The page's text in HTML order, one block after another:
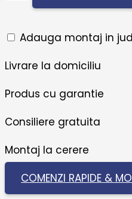
Bosch
Climate
9000
BTU,
A++,
silentions,
wi-
Adauga montaj in
Livrare la domiciliu
Produs cu garantie
Consiliere gratuita
Montaj la cerere
COMENZI RAPIDE &